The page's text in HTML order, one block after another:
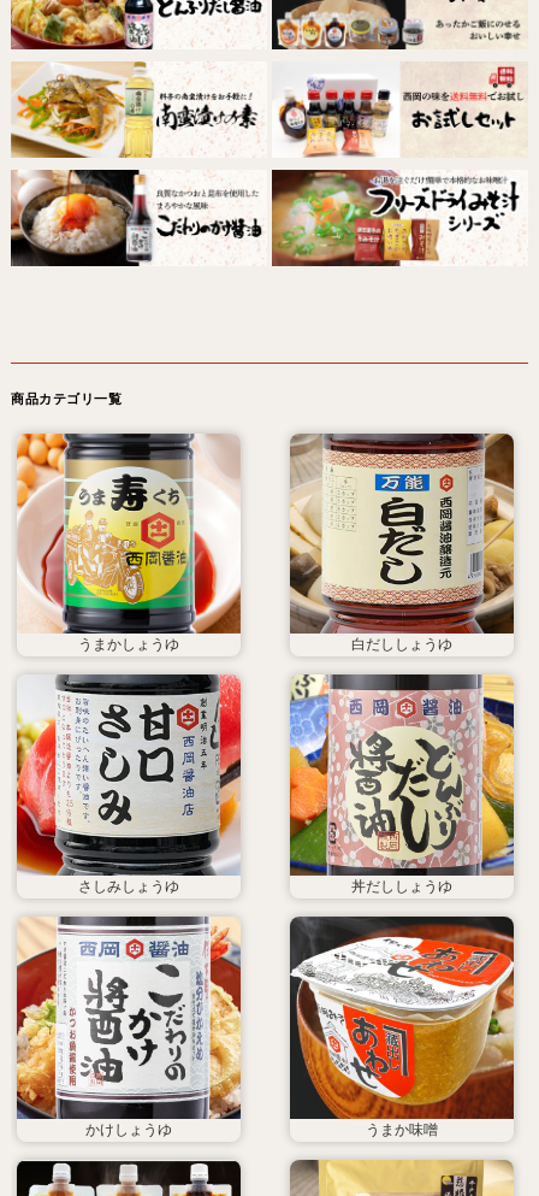
商品カテゴリ一覧
うまかしょうゆ 白だししょうゆ
さしみしょうゆ 丼だししょうゆ
かけしょうゆ うまか味噌